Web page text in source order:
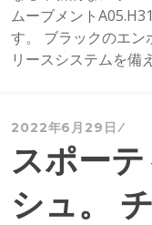
ムーブメント
す。 ブラックのエン
リースシステムを備
2022年6月29日
スポー
シュ。